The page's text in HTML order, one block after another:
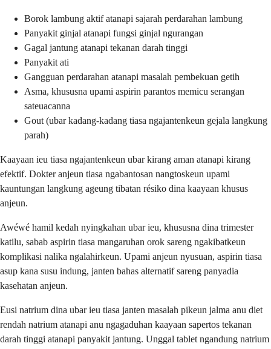
Borok lambung aktif atanapi sajarah perdarahan lambung
Panyakit ginjal atanapi fungsi ginjal ngurangan
Gagal jantung atanapi tekanan darah tinggi
Panyakit ati
Gangguan perdarahan atanapi masalah pembekuan getih
Asma, khususna upami aspirin parantos memicu serangan
sateuacanna
Gout (ubar kadang-kadang tiasa ngajantenkeun gejala langkung
parah)
Kaayaan ieu tiasa ngajantenkeun ubar kirang aman atanapi kirang
efektif. Dokter anjeun tiasa ngabantosan nangtoskeun upami
kauntungan langkung ageung tibatan résiko dina kaayaan khusus
anjeun.
Awéwé hamil kedah nyingkahan ubar ieu, khususna dina trimester
katilu, sabab aspirin tiasa mangaruhan orok sareng ngakibatkeun
komplikasi nalika ngalahirkeun. Upami anjeun nyusuan, aspirin tiasa
asup kana susu indung, janten bahas alternatif sareng panyadia
kasehatan anjeun.
Eusi natrium dina ubar ieu tiasa janten masalah pikeun jalma anu diet
rendah natrium atanapi anu ngagaduhan kaayaan sapertos tekanan
darah tinggi atanapi panyakit jantung. Unggal tablet ngandung natrium